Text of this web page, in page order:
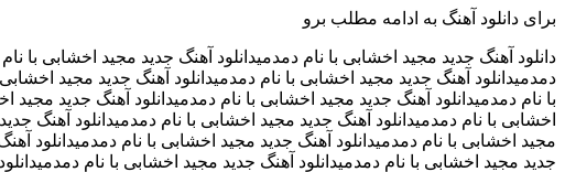
برای دانلود آهنگ به ادامه مطلب برو
دانلود آهنگ جدید مجید اخشابی با نام دمدمیدانلود آهنگ جدید مجید اخشابی با
دمدمیدانلود آهنگ جدید مجید اخشابی با نام دمدمیدانلود آهنگ جدید مجید
با نام دمدمیدانلود آهنگ جدید مجید اخشابی با نام دمدمیدانلود آهنگ جدید
اخشابی با نام دمدمیدانلود آهنگ جدید مجید اخشابی با نام دمدمیدانلود آهنگ
مجید اخشابی با نام دمدمیدانلود آهنگ جدید مجید اخشابی با نام دمدمیدانلود
جدید مجید اخشابی با نام دمدمیدانلود آهنگ جدید مجید اخشابی با نام